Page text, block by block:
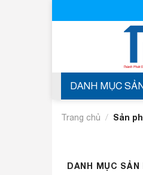
to
DANH MỤC
Trang chủ / Sản
DANH MỤC SẢN